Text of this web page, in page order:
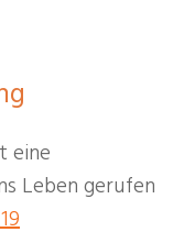
eine
Leben gerufen